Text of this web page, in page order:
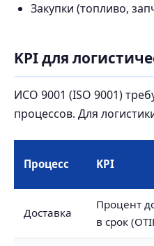
Закупки (топливо,
KPI для
ИСО 9001 (ISO 9001)
процессов. Для
Процесс KPI
Доставка
Процент
в срок